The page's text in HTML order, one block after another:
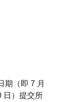
期（即 7 月
日）提交所